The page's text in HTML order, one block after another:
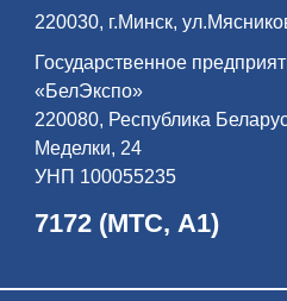
220030, г.Минск,
Государственное
«БелЭкспо»
220080, Республика
Меделки, 24
УНП 100055235
7172 (МТС, А1)